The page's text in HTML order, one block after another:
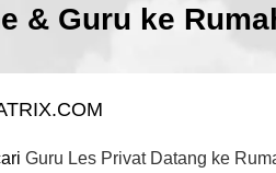
& Guru ke
Guru Les Privat Datang ke